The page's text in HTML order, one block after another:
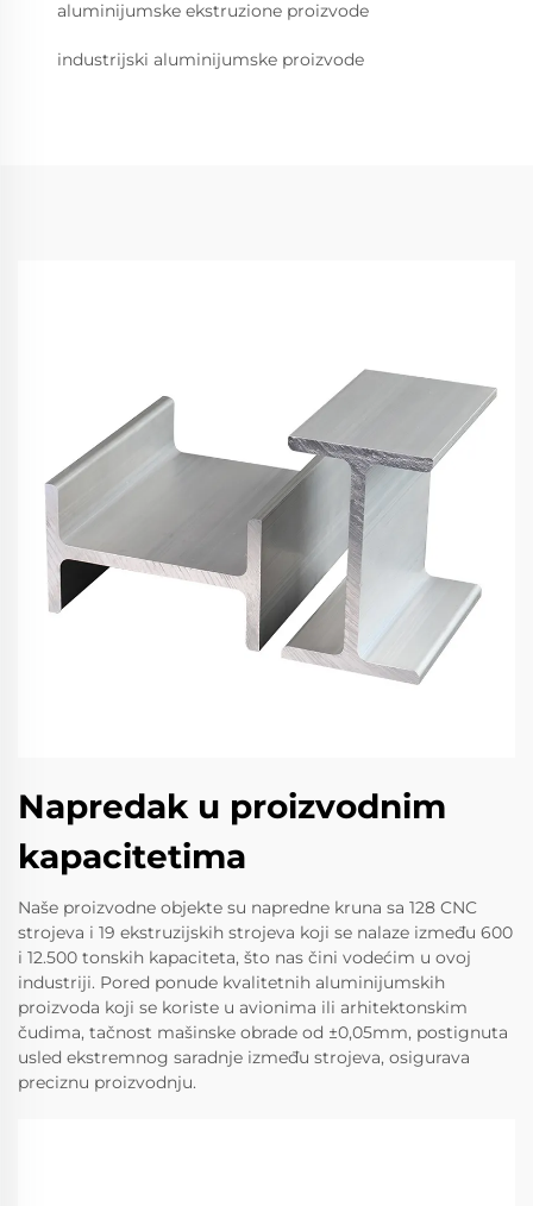
aluminijumske ekstruzione proizvode
industrijski aluminijumske proizvode
Napredak u proizvodnim
kapacitetima
Naše proizvodne objekte su napredne kruna sa 128 CNC
strojeva i 19 ekstruzijskih strojeva koji se nalaze između 600
i 12.500 tonskih kapaciteta, što nas čini vodećim u ovoj
industriji. Pored ponude kvalitetnih aluminijumskih
proizvoda koji se koriste u avionima ili arhitektonskim
čudima, tačnost mašinske obrade od ±0,05mm, postignuta
usled ekstremnog saradnje između strojeva, osigurava
preciznu proizvodnju.